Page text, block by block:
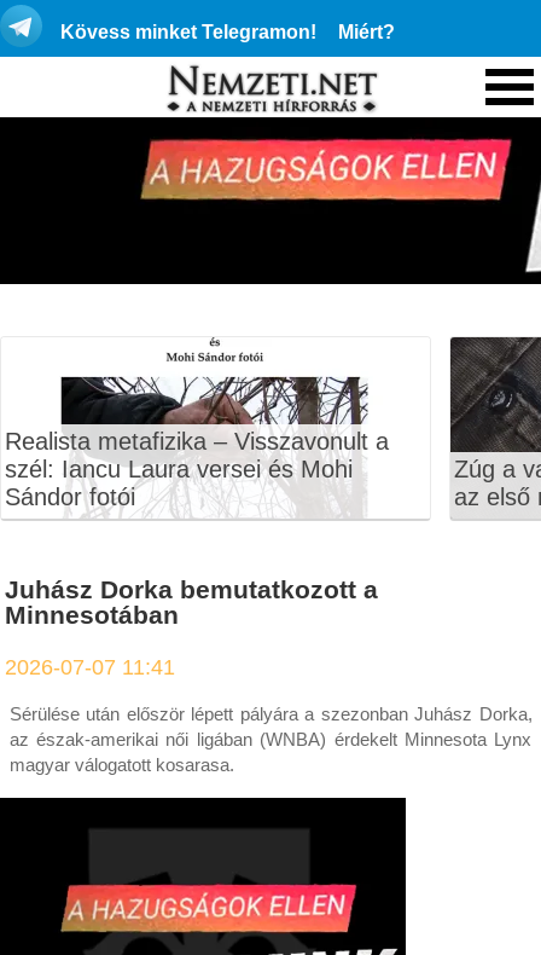
Kövess minket Telegramon! Miért?
Realista metafizika – Visszavonult a
szél: Iancu Laura versei és Mohi
Sándor fotói
Zúg a
az első
Juhász Dorka bemutatkozott a
Minnesotában
2026-07-07 11:41
Sérülése után először lépett pályára a szezonban Juhász Dorka,
az észak-amerikai női ligában (WNBA) érdekelt Minnesota Lynx
magyar válogatott kosarasa.